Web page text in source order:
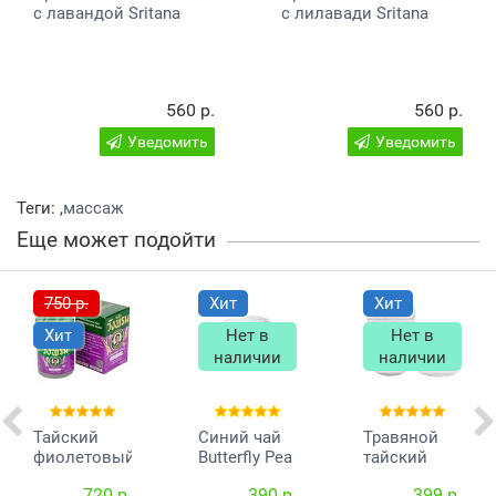
с лавандой Sritana
560 р.
Уведомить
с лилавади Sritana
560 р.
Уведомить
Теги: ,массаж
Еще может подойти
750 р.
Хит
Тайский
фиолетовый
Хит
Нет в
наличии
Синий чай
Butterfly Pea
Хит
Нет в
наличии
Травяной
тайский